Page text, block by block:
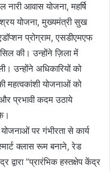
आवास योजना, महर्षि
योजना, मुख्यमंत्री सुख
प्रोग्राम, एसडीएमएफ
की। उन्होंने ज़िला में
उन्होंने अधिकारियों को
महत्वकांशी योजनाओं को
प्रभावी कदम उठाये
पर गंभीरता से कार्य
क्लास रूम बनाने, रेड
द्वारा “प्रारंभिक हस्तक्षेप केंद्र